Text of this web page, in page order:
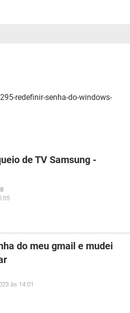
redefinir-senha-do-windows-
de TV Samsung -
do meu gmail e mudei
às 14:01